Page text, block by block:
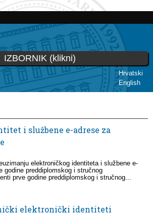
Skoči
glavni
sadržaj
Hrvatski
English
IZBORNIK (klikni)
i službene e-adrese za
elektroničkog identiteta i službene e-
godine preddiplomskog i stručnog
prve godine preddiplomskog i stručnog...
elektronički identiteti